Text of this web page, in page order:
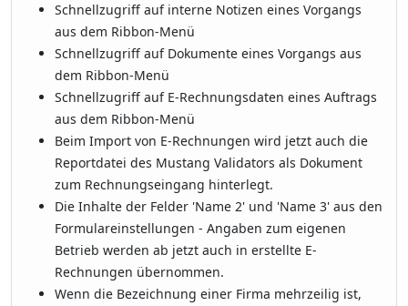
Schnellzugriff auf interne Notizen eines Vorgangs
aus dem Ribbon-Menü
Schnellzugriff auf Dokumente eines Vorgangs aus
dem Ribbon-Menü
Schnellzugriff auf E-Rechnungsdaten eines Auftrags
aus dem Ribbon-Menü
Beim Import von E-Rechnungen wird jetzt auch die
Reportdatei des Mustang Validators als Dokument
zum Rechnungseingang hinterlegt.
Die Inhalte der Felder 'Name 2' und 'Name 3' aus den
Formulareinstellungen - Angaben zum eigenen
Betrieb werden ab jetzt auch in erstellte E-
Rechnungen übernommen.
Wenn die Bezeichnung einer Firma mehrzeilig ist,